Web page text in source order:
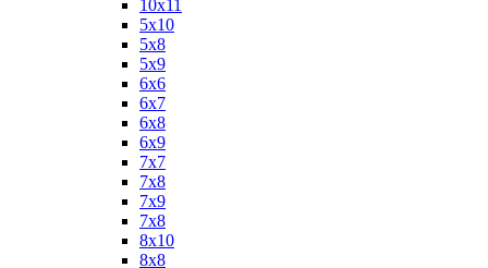
10х11
5х10
5х8
5х9
6x6
6x7
6x8
6x9
7x7
7x8
7x9
7х8
8x10
8x8